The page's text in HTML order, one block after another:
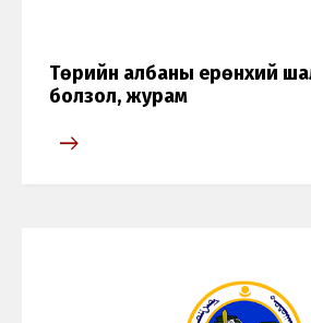
Төрийн албаны ерөнхий
болзол, журам